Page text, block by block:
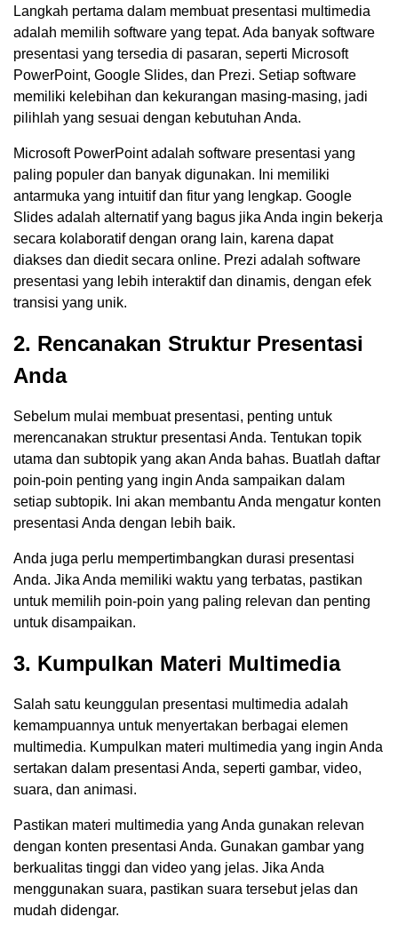
Langkah pertama dalam membuat presentasi multimedia
adalah memilih software yang tepat. Ada banyak software
presentasi yang tersedia di pasaran, seperti Microsoft
PowerPoint, Google Slides, dan Prezi. Setiap software
memiliki kelebihan dan kekurangan masing-masing, jadi
pilihlah yang sesuai dengan kebutuhan Anda.
Microsoft PowerPoint adalah software presentasi yang
paling populer dan banyak digunakan. Ini memiliki
antarmuka yang intuitif dan fitur yang lengkap. Google
Slides adalah alternatif yang bagus jika Anda ingin bekerja
secara kolaboratif dengan orang lain, karena dapat
diakses dan diedit secara online. Prezi adalah software
presentasi yang lebih interaktif dan dinamis, dengan efek
transisi yang unik.
2. Rencanakan Struktur Presentasi
Anda
Sebelum mulai membuat presentasi, penting untuk
merencanakan struktur presentasi Anda. Tentukan topik
utama dan subtopik yang akan Anda bahas. Buatlah daftar
poin-poin penting yang ingin Anda sampaikan dalam
setiap subtopik. Ini akan membantu Anda mengatur konten
presentasi Anda dengan lebih baik.
Anda juga perlu mempertimbangkan durasi presentasi
Anda. Jika Anda memiliki waktu yang terbatas, pastikan
untuk memilih poin-poin yang paling relevan dan penting
untuk disampaikan.
3. Kumpulkan Materi Multimedia
Salah satu keunggulan presentasi multimedia adalah
kemampuannya untuk menyertakan berbagai elemen
multimedia. Kumpulkan materi multimedia yang ingin Anda
sertakan dalam presentasi Anda, seperti gambar, video,
suara, dan animasi.
Pastikan materi multimedia yang Anda gunakan relevan
dengan konten presentasi Anda. Gunakan gambar yang
berkualitas tinggi dan video yang jelas. Jika Anda
menggunakan suara, pastikan suara tersebut jelas dan
mudah didengar.